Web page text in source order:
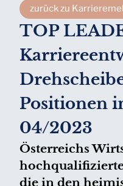
zurück zu
TOP
Positionen
04/2023
Österreichs
die in den